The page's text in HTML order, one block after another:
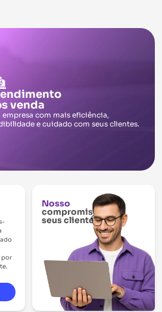
venda
empresa com mais eficiência,
e cuidado com seus clientes.
por
Nosso
compromisso,
seus clientes